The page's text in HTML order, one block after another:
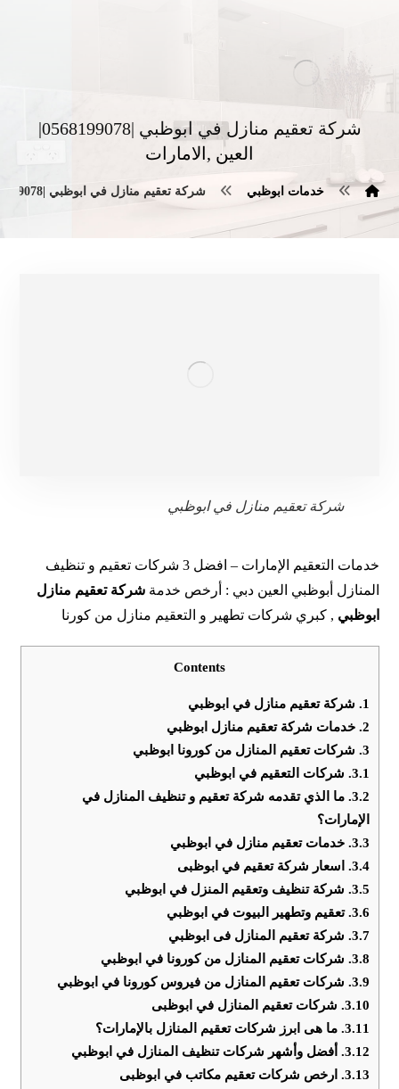
شركة تعقيم منازل في ابوظبي |0568199078|
العين ,الامارات
خدمات ابوظبي شركة تعقيم منازل في ابوظبي |0568199078|العين ,الامارات
شركة تعقيم منازل في ابوظبي
خدمات التعقيم الإمارات – افضل 3 شركات تعقيم و تنظيف
المنازل أبوظبي العين دبي : أرخص خدمةشركة تعقيم منازل
ابوظبي , كبري شركات تطهير و التعقيم منازل من كورنا
Contents
1. شركة تعقيم منازل في ابوظبي
2. خدمات شركة تعقيم منازل ابوظبي
3. شركات تعقيم المنازل من كورونا ابوظبي
3.1. شركات التعقيم في ابوظبي
3.2. ما الذي تقدمه شركة تعقيم و تنظيف المنازل في
الإمارات؟
3.3. خدمات تعقيم منازل في ابوظبي
3.4.
اسعار شركة تعقيم في ابوظبى
3.5. شركة تنظيف وتعقيم المنزل في ابوظبي
3.6. تعقيم وتطهير البيوت في ابوظبي
3.7. شركة تعقيم المنازل فى ابوظبي
3.8. شركات تعقيم المنازل من كورونا في ابوظبي
3.9. شركات تعقيم المنازل من فيروس كورونا في ابوظبي
3.10. شركات تعقيم المنازل في ابوظبى
3.11. ما هى ابرز شركات تعقيم المنازل بالإمارات؟
3.12. أفضل وأشهر شركات تنظيف المنازل في ابوظبي
3.13.
ارخص شركات تعقيم مكاتب في ابوظبى